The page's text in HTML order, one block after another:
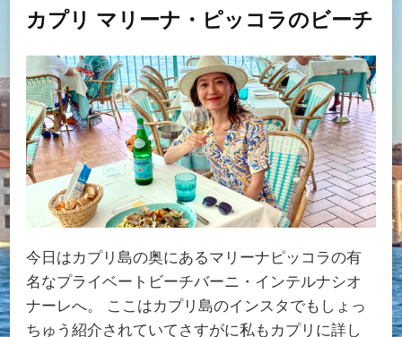
カプリ マリーナ・ピッコラのビーチ
今日はカプリ島の奥にあるマリーナピッコラの有
名なプライベートビーチバーニ・インテルナシオ
ナーレへ。 ここはカプリ島のインスタでもしょっ
ちゅう紹介されていてさすがに私もカプリに詳し